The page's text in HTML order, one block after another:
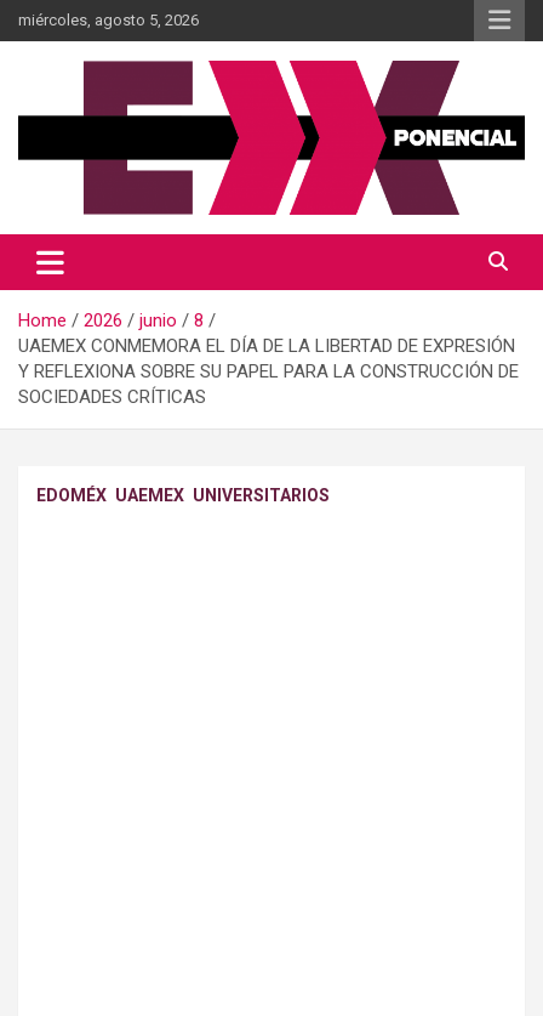
to
miércoles, agosto 5, 2026
Diario Xponencial Mx
Home 2026 junio
8
UAEMEX CONMEMORA EL DÍA DE LA LIBERTAD DE EXPRESIÓN
Y REFLEXIONA SOBRE SU PAPEL PARA LA CONSTRUCCIÓN DE
SOCIEDADES CRÍTICAS
EDOMÉX UAEMEX UNIVERSITARIOS